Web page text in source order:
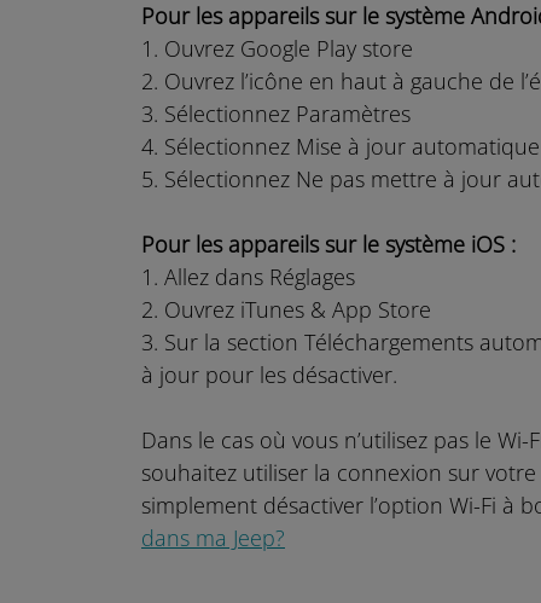
Pour les appareils sur le système
1. Ouvrez Google Play store
2. Ouvrez l’icône en haut à gauche de
3. Sélectionnez Paramètres
4. Sélectionnez Mise à jour
5. Sélectionnez Ne pas mettre à jour
Pour les appareils sur le système iOS :
1. Allez dans Réglages
2. Ouvrez iTunes & App Store
3. Sur la section Téléchargements
à jour pour les désactiver.
Dans le cas où vous n’utilisez pas le
souhaitez utiliser la connexion sur
simplement désactiver l’option Wi-Fi à
dans ma Jeep?